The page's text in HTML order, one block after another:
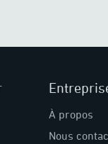
À propos
Nous